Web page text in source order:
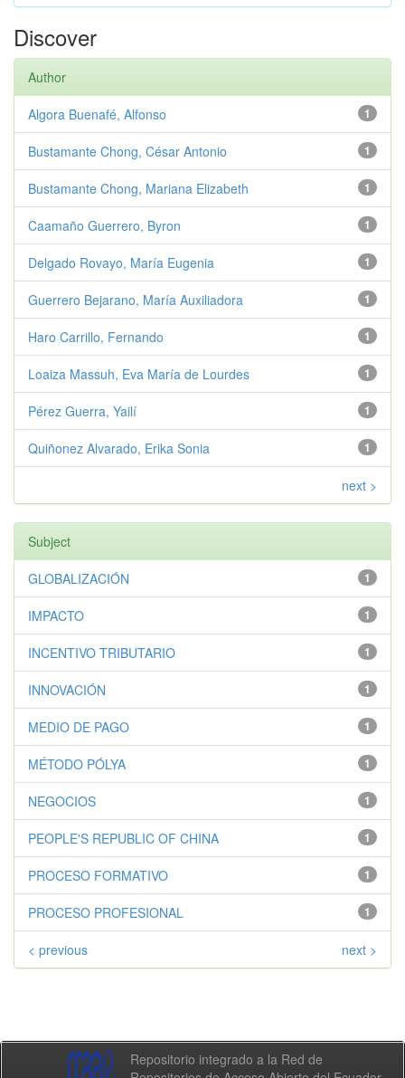
Discover
Author
1
Algora Buenafé, Alfonso
1
Bustamante Chong, César Antonio
1
Bustamante Chong, Mariana Elizabeth
1
Caamaño Guerrero, Byron
1
Delgado Rovayo, María Eugenia
1
Guerrero Bejarano, María Auxiliadora
1
Haro Carrillo, Fernando
1
Loaiza Massuh, Eva María de Lourdes
1
Pérez Guerra, Yailí
1
Quiñonez Alvarado, Erika Sonia
next >
Subject
1
GLOBALIZACIÓN
1
IMPACTO
1
INCENTIVO TRIBUTARIO
1
INNOVACIÓN
1
MEDIO DE PAGO
1
MÉTODO PÓLYA
1
NEGOCIOS
1
PEOPLE'S REPUBLIC OF CHINA
1
PROCESO FORMATIVO
1
PROCESO PROFESIONAL
< previous next >
Repositorio integrado a la Red de